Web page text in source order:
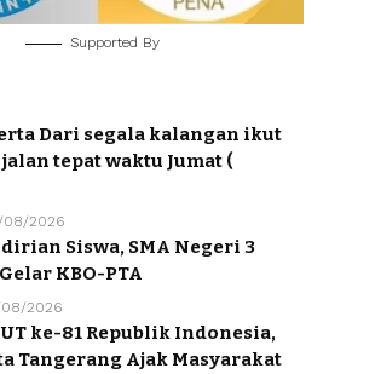
Supported By
Dari segala kalangan ikut
tepat waktu Jumat (
08/2026
Siswa, SMA Negeri 3
KBO-PTA
08/2026
ke-81 Republik Indonesia,
Tangerang Ajak Masyarakat